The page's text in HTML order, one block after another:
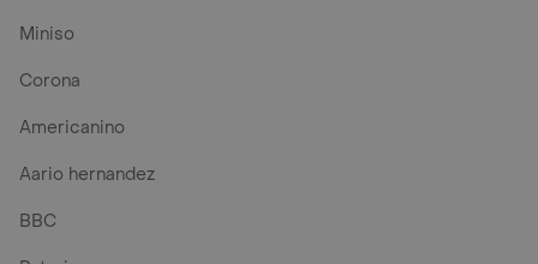
Miniso
Corona
Americanino
Aario hernandez
BBC